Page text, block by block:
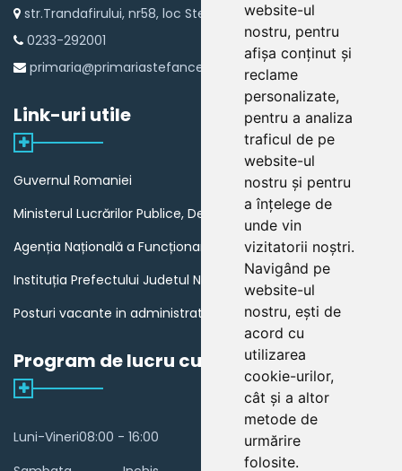
website-ul
nostru, pentru
afișa conținut și
reclame
personalizate,
pentru a analiza
traficul de pe
website-ul
nostru și pentru
a înțelege de
unde vin
vizitatorii noștri.
Navigând pe
website-ul
nostru, ești de
acord cu
utilizarea
cookie-urilor,
cât și a altor
metode de
urmărire
folosite.
str.Trandafirului, nr58, loc Stefan cel Mare
0233-292001
primaria@primariastefancelmare.ro
Link-uri utile
Guvernul Romaniei
Ministerul Lucrărilor Publice, Dezvoltării și Administrației
Agenția Națională a Funcționarilor Publici
Instituția Prefectului Judetul Neamt
Posturi vacante in administratia publica din Romania
Program de lucru cu publicul
Luni-Vineri08:00 - 16:00